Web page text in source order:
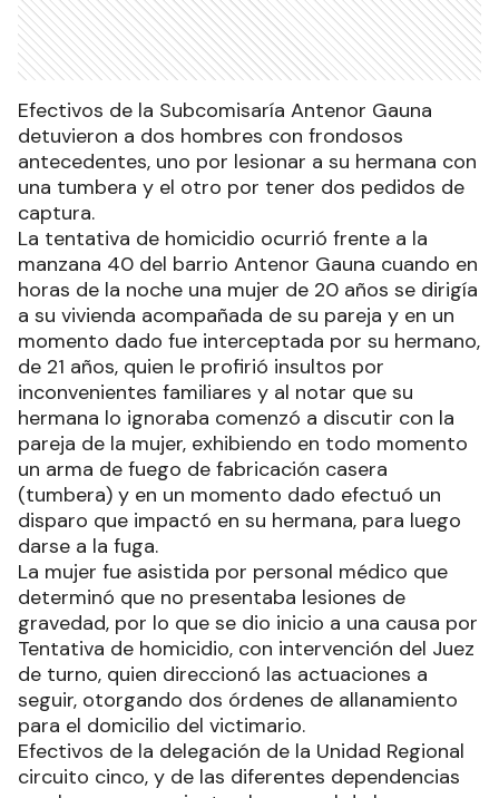
Efectivos de la Subcomisaría Antenor Gauna
detuvieron a dos hombres con frondosos
antecedentes, uno por lesionar a su hermana con
una tumbera y el otro por tener dos pedidos de
captura.
La tentativa de homicidio ocurrió frente a la
manzana 40 del barrio Antenor Gauna cuando en
horas de la noche una mujer de 20 años se dirigía
a su vivienda acompañada de su pareja y en un
momento dado fue interceptada por su hermano,
de 21 años, quien le profirió insultos por
inconvenientes familiares y al notar que su
hermana lo ignoraba comenzó a discutir con la
pareja de la mujer, exhibiendo en todo momento
un arma de fuego de fabricación casera
(tumbera) y en un momento dado efectuó un
disparo que impactó en su hermana, para luego
darse a la fuga.
La mujer fue asistida por personal médico que
determinó que no presentaba lesiones de
gravedad, por lo que se dio inicio a una causa por
Tentativa de homicidio, con intervención del Juez
de turno, quien direccionó las actuaciones a
seguir, otorgando dos órdenes de allanamiento
para el domicilio del victimario.
Efectivos de la delegación de la Unidad Regional
circuito cinco, y de las diferentes dependencias